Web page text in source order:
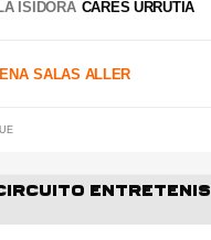
ISIDORA CARES URRUTIA
SALAS ALLER
ENTRETENIS